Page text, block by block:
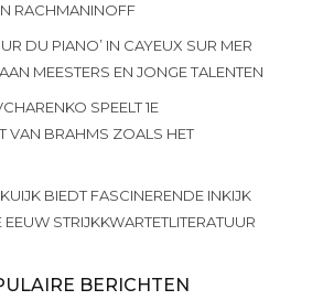
RACHMANINOFF
DU PIANO’ IN CAYEUX SUR MER
MEESTERS EN JONGE TALENTEN
SPEELT 1E
VAN BRAHMS ZOALS HET
BIEDT FASCINERENDE INKIJK
STRIJKKWARTETLITERATUUR
BERICHTEN